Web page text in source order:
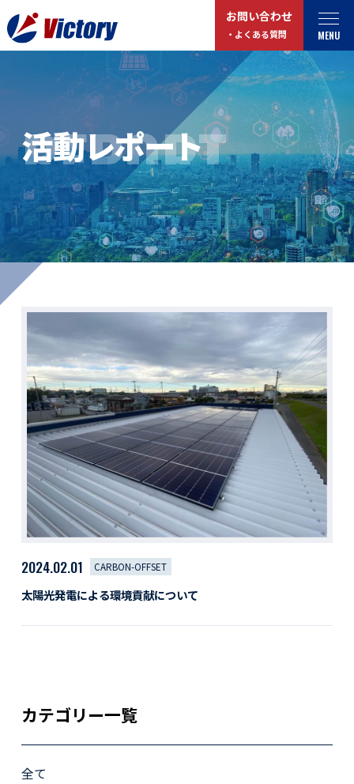
MENU
お問い合わせ
・よくある質問
事業紹介
総合解体 / 解体事業
産業廃棄物収集/ 運搬
企業概要
私たちについて
サステナビリティ
活動レポート
最新情報
お役立ちコラム
プライバシーポリシー
お問い合わせ
よくある質問
採用情報
社員紹介
社員インタビュー
育休取得者インタビュー
福利厚生
募集要項一覧
ドライバー職場体験
採用エントリー
よくある質問
Social link
活動レポート
REPORT
2024.02.01 CARBON-OFFSET
太陽光発電による環境貢献について
カテゴリー一覧
全て